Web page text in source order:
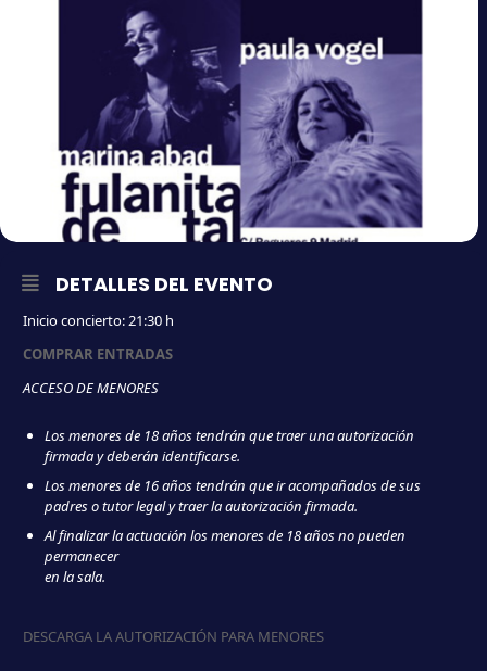
DETALLES DEL EVENTO
Inicio concierto: 21:30 h
COMPRAR ENTRADAS
ACCESO DE MENORES
Los menores de 18 años tendrán que traer una autorización
firmada y deberán identificarse.
Los menores de 16 años tendrán que ir acompañados de sus
padres o tutor legal y traer la autorización firmada.
Al finalizar la actuación los menores de 18 años no pueden
permanecer
en la sala.
DESCARGA LA AUTORIZACIÓN PARA MENORES